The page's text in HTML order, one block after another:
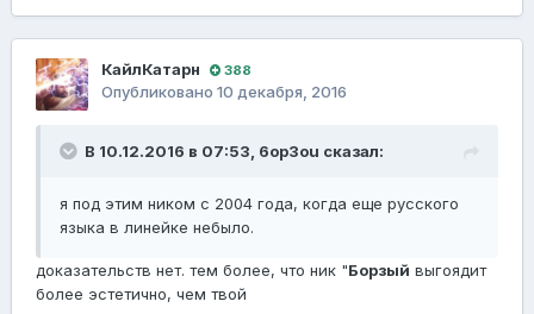
КайлКатарн 388
Опубликовано 10 декабря, 2016
В 10.12.2016 в 07:53, 6op3ou сказал:
я под этим ником с 2004 года, когда еще русского
языка в линейке небыло.
доказательств нет. тем более, что ник "Борзый выгоядит
более эстетично, чем твой